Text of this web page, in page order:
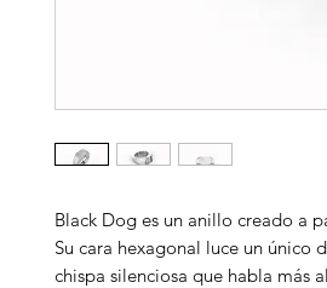
Black Dog es un anillo creado a
Su cara hexagonal luce un único
chispa silenciosa que habla más